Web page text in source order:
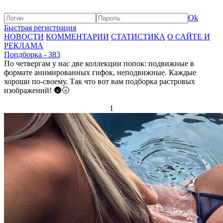
Ok
Быстрая регистрация
НОВОСТИ КОММЕНТАРИИ СТАТИСТИКА О САЙТЕ И
РЕКЛАМА
Попдборка - 383
По четвергам у нас две коллекции попок: подвижные в
формате анимированных гифок, неподвижные. Каждые
хороши по-своему. Так что вот вам подборка растровых
изображений! 🌚🌝
1